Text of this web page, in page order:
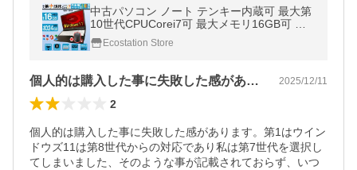
中古パソコン ノート テンキー内蔵可 最大第
10世代CPUCorei7可 最大メモリ16GB可 安
心の大手メーカー 中古ノートパソコン wind
ows11 office2024 ノートパソコン
Ecostation Store
個人的は購入した事に失敗した感がありま… 2025/12/11
2
個人的は購入した事に失敗した感があります。第1はウイン
ドウズ11は第8世代からの対応であり私は第7世代を選択し
てしまいました、そのような事が記載されておらず、いつ